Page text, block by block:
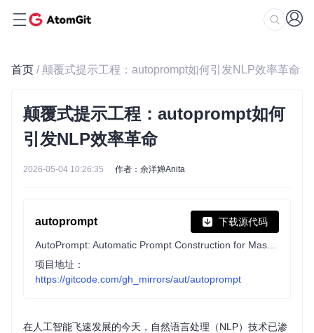
首页 / 颠覆式提示工程：autoprompt如何引发NLP效率革命
颠覆式提示工程：autoprompt如何
引发NLP效率革命
2026-05-04 10:26:35 作者：余洋婵Anita
autoprompt 下载源代码
项目地址：
https://gitcode.com/gh_mirrors/aut/autoprompt
在人工智能飞速发展的今天，自然语言处理（NLP）技术已渗